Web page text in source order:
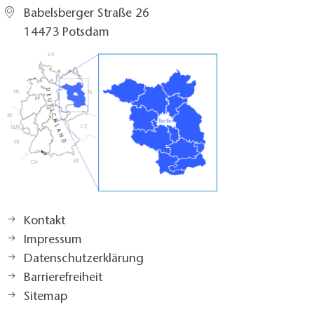
Babelsberger Straße 26
14473 Potsdam
Kontakt
Impressum
Datenschutzerklärung
Barrierefreiheit
Sitemap